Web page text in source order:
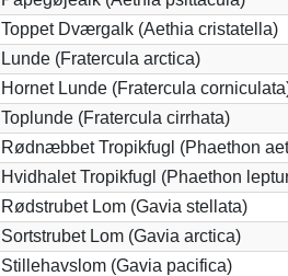
Toppet Dværgalk (Aethia cristatella)
Lunde (Fratercula arctica)
Hornet Lunde (Fratercula
Toplunde (Fratercula cirrhata)
Rødnæbbet Tropikfugl (Phaethon
Hvidhalet Tropikfugl (Phaethon
Rødstrubet Lom (Gavia stellata)
Sortstrubet Lom (Gavia arctica)
Stillehavslom (Gavia pacifica)